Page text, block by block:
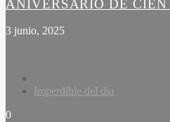
ANIVERSARIO DE
3 junio, 2025
Imperdible del dia
0